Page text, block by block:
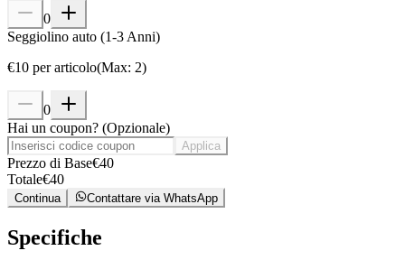
0
Seggiolino auto (1-3 Anni)
€10 per articolo(Max: 2)
0
Hai un coupon? (Opzionale)
Applica
Prezzo di Base€40
Totale€40
Continua Contattare via WhatsApp
Specifiche